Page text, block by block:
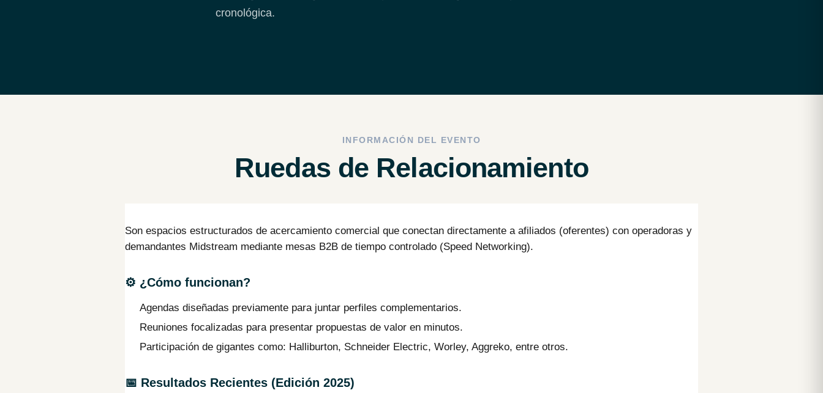
cronológica.
INFORMACIÓN DEL EVENTO
Ruedas de Relacionamiento
Son espacios estructurados de acercamiento comercial que conectan directamente a afiliados (oferentes) con operadoras y
demandantes Midstream mediante mesas B2B de tiempo controlado (Speed Networking).
⚙️ ¿Cómo funcionan?
Agendas diseñadas previamente para juntar perfiles complementarios.
Reuniones focalizadas para presentar propuestas de valor en minutos.
Participación de gigantes como: Halliburton, Schneider Electric, Worley, Aggreko, entre otros.
📅 Resultados Recientes (Edición 2025)